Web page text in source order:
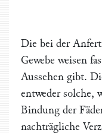
Die bei der
Gewebe weisen
Aussehen gibt.
entweder solche,
Bindung der
nachträgliche